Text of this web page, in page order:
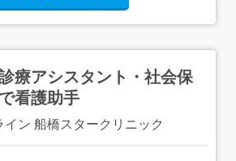
療アシスタント・社会保
看護助手
ン 船橋スタークリニック